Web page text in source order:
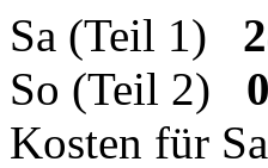
Sa (Teil 1)
So (Teil 2)
Kosten für